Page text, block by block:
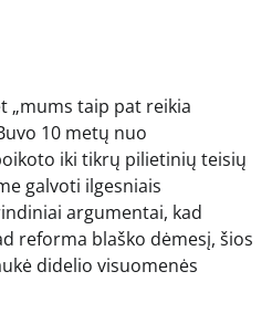
„mums taip pat reikia
10 metų nuo
iki tikrų pilietinių teisių
galvoti ilgesniais
argumentai, kad
reforma blaško dėmesį, šios
didelio visuomenės